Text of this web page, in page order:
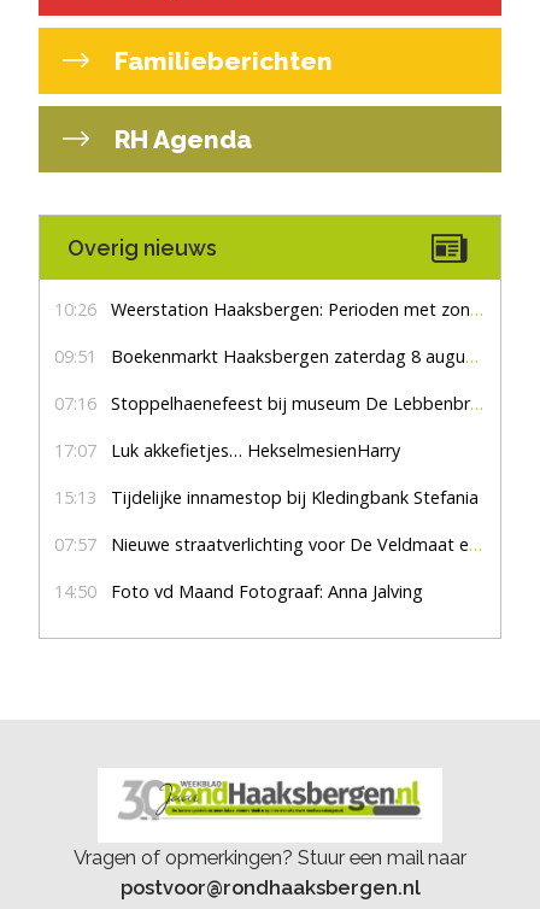
Familieberichten
RH Agenda
Overig nieuws
10:26 Weerstation Haaksbergen: Perioden met zon en droog
09:51 Boekenmarkt Haaksbergen zaterdag 8 augustus, marktplein Haaksbergen
07:16 Stoppelhaenefeest bij museum De Lebbenbrugge
17:07 Luk akkefietjes… HekselmesienHarry
15:13 Tijdelijke innamestop bij Kledingbank Stefania
07:57 Nieuwe straatverlichting voor De Veldmaat en De Pas
14:50 Foto vd Maand Fotograaf: Anna Jalving
Vragen of opmerkingen? Stuur een mail naar
postvoor@rondhaaksbergen.nl